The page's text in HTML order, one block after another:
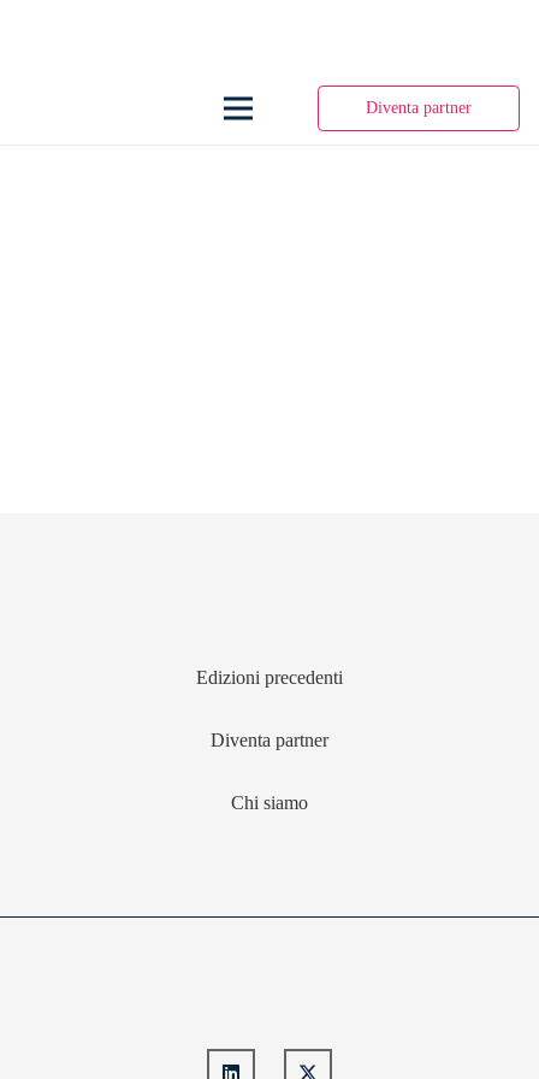
Diventa partner
Edizioni precedenti
Diventa partner
Chi siamo